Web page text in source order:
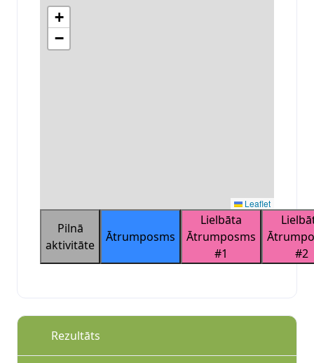
+
−
Leaflet
Pilnā
aktivitāte
Ātrumposms
Lielbāta
Ātrumposms
#1
#2
Rezultāts